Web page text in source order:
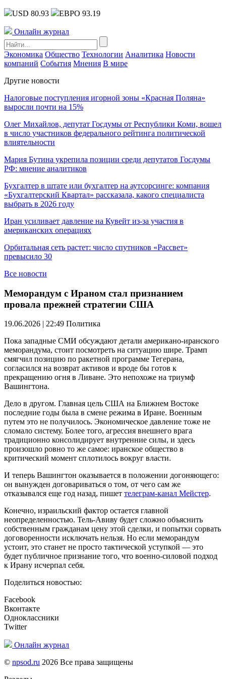
USD 80.93 ЕВРО 93.19
Онлайн журнал
Экономика Общество Технологии Аналитика Новости
компаний События Мнения В мире
Другие новости
Налоговые поступления игорной зоны «Красная Поляна»
выросли почти на 15%
Олег Михайлов, депутат Госдумы от Республики Коми, вошел
в число участников федерального рейтинга политической
влиятельности
Мария Бутина укрепила позиции среди депутатов Госдумы
РФ: мнение аналитиков
Бухгалтер в штате или бухгалтер на аутсорсинге: компания
«Бухгалтерский Квартал» рассказала, какого специалиста
выбрать в 2026 году
Иран усиливает давление на Кувейт из-за участия в
американских операциях
Орбитальная сеть растет: число спутников «Рассвет»
превысило 30
Все новости
Меморандум с Ираном стал признанием
провала прежней стратегии США
19.06.2026 | 22:49 Политика
Пока западные СМИ обсуждают детали американо-иранского
меморандума, стоит посмотреть на ситуацию шире. Трамп
смягчил позицию по ракетной программе Тегерана,
согласился на возврат активов и вроде бы готов к
прекращению огня в Ливане. Это непохоже на триумф
Вашингтона.
Дело в другом. Главная цель США на Ближнем Востоке
последние годы была в смене режима в Иране. Военным
путем это не получилось. Экономическое давление тоже не
сломало систему. Более того, агрессия внешнего врага
традиционно консолидирует внутренние силы, и здесь
произошло ровно то же самое: иранское общество в
критический момент сплотилось вокруг власти.
И теперь Вашингтон оказывается в положении догоняющего:
он вынужден договариваться о том, от чего сам же
отказывался еще год назад, пишет телеграм-канал Мейстер.
Конечно, израильский фактор остается главной
неопределенностью. Тель-Авиву будет сложно объяснить
собственным гражданам цену этой сделки, и попытки сорвать
договоренности исключать нельзя. Но если меморандум
устоит, это станет не просто тактической уступкой — это
будет публичное признание того, что военно-силовой подход
к Ирану исчерпал себя.
Поделиться новостью:
Facebook
Вконтакте
Одноклассники
Twitter
Онлайн журнал
© npsod.ru 2026 Все права защищены